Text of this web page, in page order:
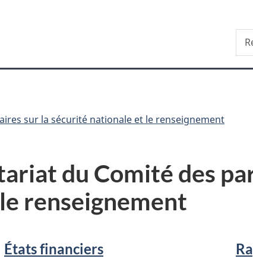
sujet
HTML
sur la sécurité nationale et le renseignement
du Comité des
renseignement
États financiers